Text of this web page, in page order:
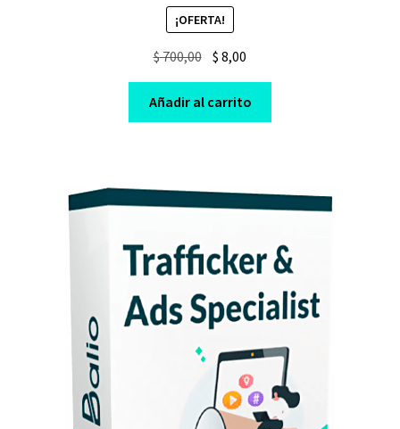
¡OFERTA!
$700,00 Original
was:
$ 700,00.
$ 8,00
is:
$ 8,00.
Añadir al carrito